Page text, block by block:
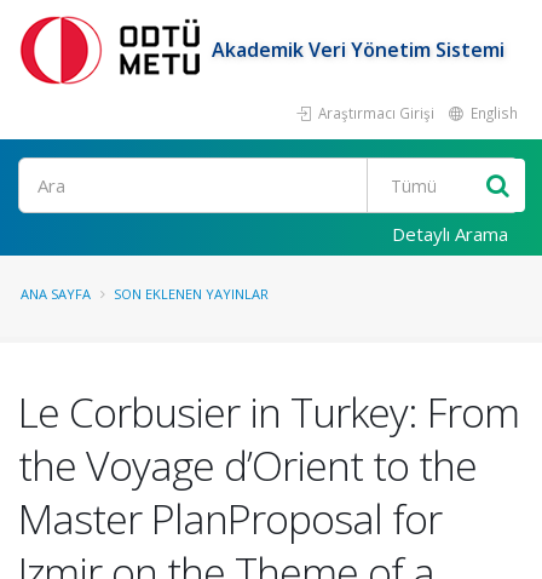
Akademik Veri Yönetim Sistemi
Araştırmacı Girişi English
Ara
Detaylı Arama
ANA SAYFA SON EKLENEN YAYINLAR
Le Corbusier in Turkey: From
the Voyage d’Orient to the
Master PlanProposal for